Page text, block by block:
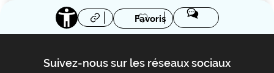
Favoris
Suivez-nous sur les réseaux sociaux